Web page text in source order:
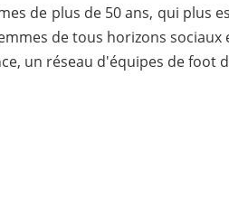
de plus de 50 ans, qui
de tous horizons
un réseau d'équipes de foot